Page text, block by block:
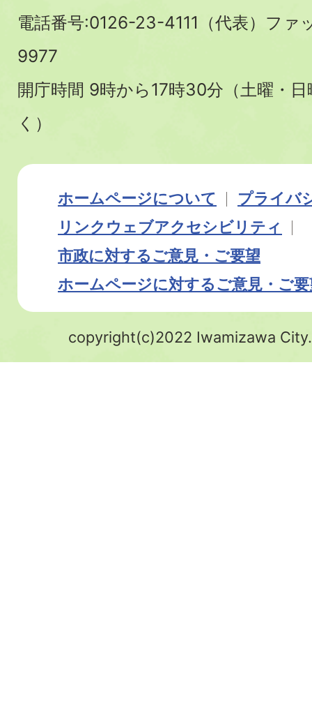
電話番号:0126-23-4111（代表）フ
9977
開庁時間 9時から17時30分（土曜・
く）
ホームページについて
プライバ
リンク ウェブアクセシビリティ
市政に対するご意見・ご要望
ホームページに対するご意見・ご
copyright(c)2022 Iwamizawa